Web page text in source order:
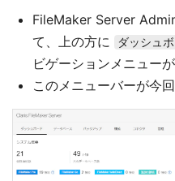
FileMaker Server
て、上の方に
ダッシュ
ビゲーションメニューが
このメニューバーが今